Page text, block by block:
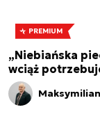
PREMIUM
„Niebiańska
wciąż